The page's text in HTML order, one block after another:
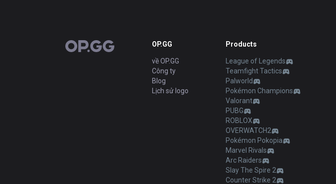
OP.GG OP.GG
về OP.GG
Công ty
Blog
Lịch sử logo
Products
League of Legends
Teamfight Tactics
Palworld
Pokémon Champions
Valorant
PUBG
ROBLOX
OVERWATCH2
Pokémon Pokopia
Marvel Rivals
Arc Raiders
Slay The Spire 2
Counter Strike 2